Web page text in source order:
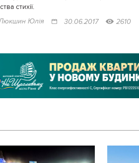
стихії.
Юлія 30.06.2017 2610